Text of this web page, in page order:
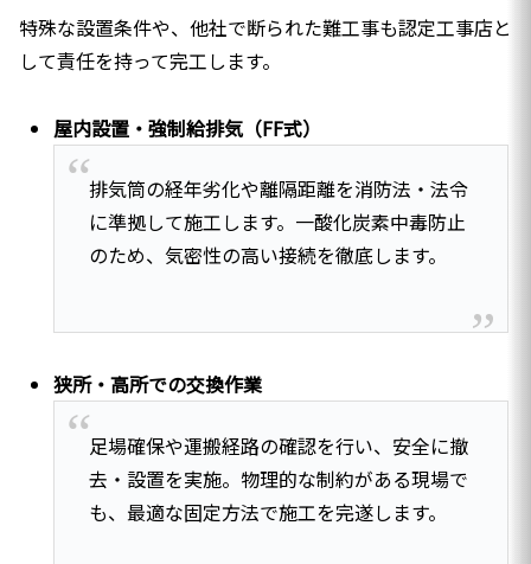
特殊な設置条件や、他社で断られた難工事も認定工事店と
して責任を持って完工します。
屋内設置・強制給排気（FF式）
排気筒の経年劣化や離隔距離を消防法・法令
に準拠して施工します。一酸化炭素中毒防止
のため、気密性の高い接続を徹底します。
狭所・高所での交換作業
足場確保や運搬経路の確認を行い、安全に撤
去・設置を実施。物理的な制約がある現場で
も、最適な固定方法で施工を完遂します。